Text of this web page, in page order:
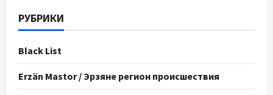
РУБРИКИ
Black List
Erzän Mastor / Эрзяне регион происшествия